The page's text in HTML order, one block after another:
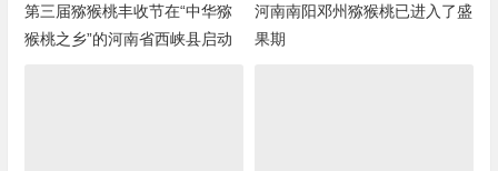
第三届猕猴桃丰收节在“中华猕
猴桃之乡”的河南省西峡县启动
河南南阳邓州猕猴桃已进入了盛
果期